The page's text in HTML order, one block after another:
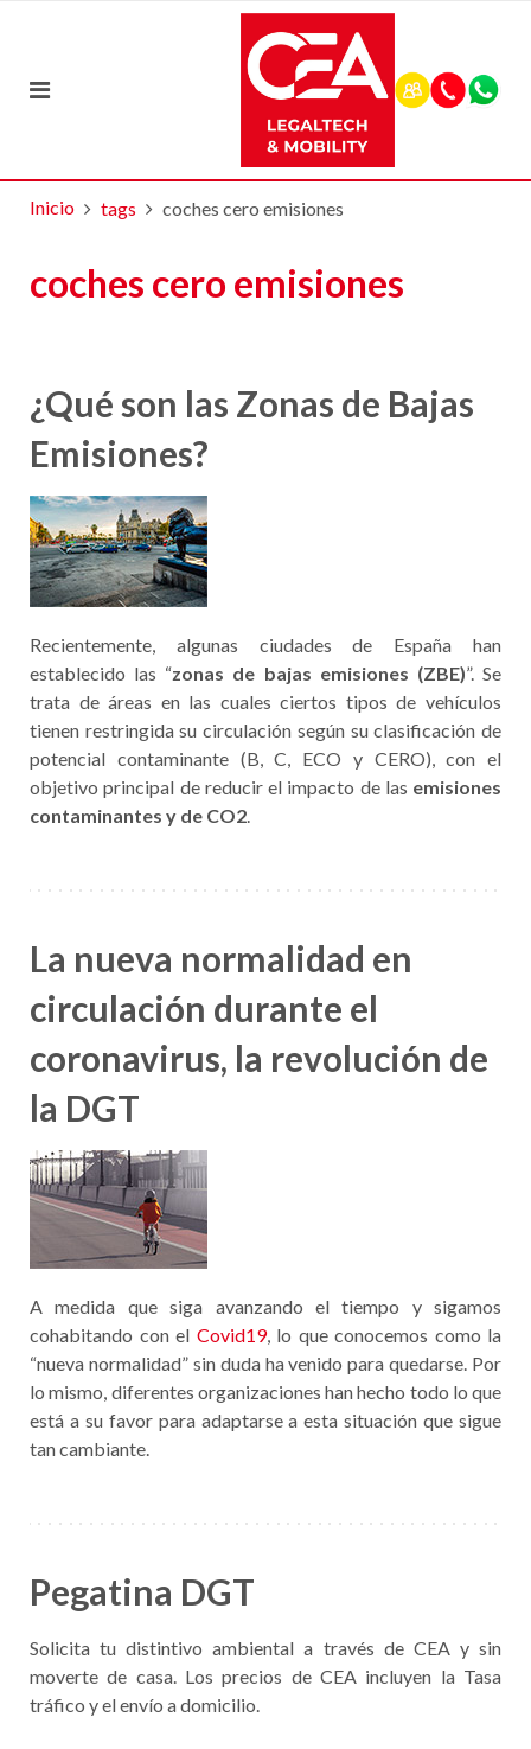
Inicio tags coches cero emisiones
coches cero emisiones
¿Qué son las Zonas de Bajas
Emisiones?
Recientemente, algunas ciudades de España han
establecido las “zonas de bajas emisiones (ZBE)”. Se
trata de áreas en las cuales ciertos tipos de vehículos
tienen restringida su circulación según su clasificación de
potencial contaminante (B, C, ECO y CERO), con el
objetivo principal de reducir el impacto de las emisiones
contaminantes y de CO2.
La nueva normalidad en
circulación durante el
coronavirus, la revolución de
la DGT
A medida que siga avanzando el tiempo y sigamos
cohabitando con el Covid19, lo que conocemos como la
“nueva normalidad” sin duda ha venido para quedarse. Por
lo mismo, diferentes organizaciones han hecho todo lo que
está a su favor para adaptarse a esta situación que sigue
tan cambiante.
Pegatina DGT
Solicita tu distintivo ambiental a través de CEA y sin
moverte de casa. Los precios de CEA incluyen la Tasa
tráfico y el envío a domicilio.